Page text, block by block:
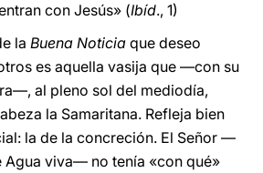
con Jesús» (Ibíd., 1)
la Buena Noticia que deseo
es aquella vasija que —con su
al pleno sol del mediodía,
la Samaritana. Refleja bien
la de la concreción. El Señor —
Agua viva— no tenía «con qué»